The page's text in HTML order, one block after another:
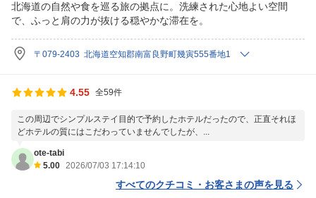
北海道の自然や食を巡る旅の拠点に。洗練された心地よい空間
で、ふっと肩の力が抜ける穏やかな滞在を。
〒079-2403 北海道空知郡南富良野町幾寅555番地1
4.55 全59件
この周辺でシンプルステイ目的で予約したホテルだったので、正直それほ
どホテルの質にはこだわっていませんでしたが、...
ote-tabi
5.00 2026/07/03 17:14:10
すべてのクチコミ・お客さまの声を見る